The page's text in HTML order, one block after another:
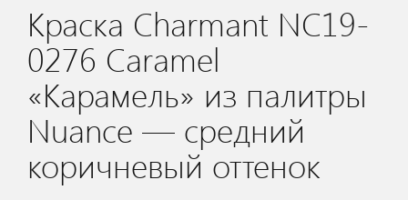
Краска Charmant NC19-
0276 Caramel
«Карамель» из палитры
Nuance — средний
коричневый оттенок